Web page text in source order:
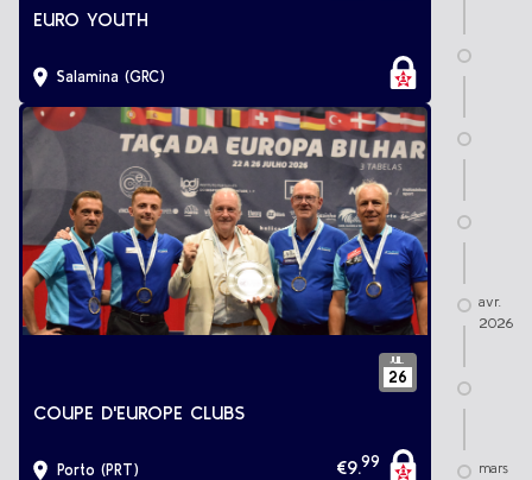
EURO YOUTH
Salamina (GRC)
JUIL.
26
COUPE D'EUROPE CLUBS
Porto (PRT) €9.99
avr.
2026
mars